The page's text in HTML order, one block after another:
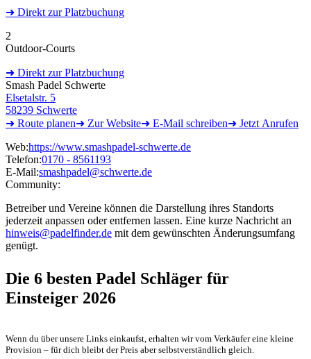
➜ Direkt zur Platzbuchung
2
Outdoor-Courts
➜ Direkt zur Platzbuchung
Smash Padel Schwerte
Elsetalstr. 5
58239 Schwerte
➜ Route planen➜ ZurWebsite➜ E-Mail schreiben➜ Jetzt Anrufen
Web:https://www.smashpadel-schwerte.de
Telefon:0170 - 8561193
E-Mail:smashpadel@schwerte.de
Community:
Betreiber und Vereine können die Darstellung ihres Standorts
jederzeit anpassen oder entfernen lassen. Eine kurze Nachricht an
hinweis@padelfinder.de mit dem gewünschten Änderungsumfang
genügt.
Die 6 besten Padel Schläger für
Einsteiger 2026
Wenn du über unsere Links einkaufst, erhalten wir vom Verkäufer eine kleine
Provision – für dich bleibt der Preis aber selbstverständlich gleich.